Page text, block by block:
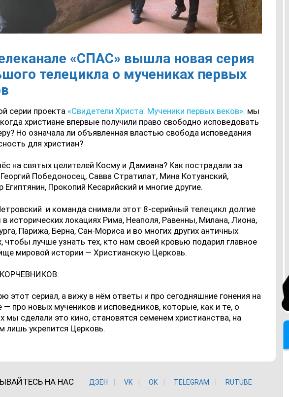
«СПАС» вышла новая серия
телецикла о мучениках первых
серии проекта «Свидетели Христа. Мученики первых веков». мы
христиане впервые получили право свободно исповедовать
Но означала ли объявленная властью свобода исповедания
для христиан?
на святых целителей Косму и Дамиана? Как пострадали за
Победоносец, Савва Стратилат, Мина Котуанский,
Египтянин, Прокопий Кесарийский и многие другие.
и команда снимали этот 8-серийный телецикл долгие
исторических локациях Рима, Неаполя, Равенны, Милана, Лиона,
Парижа, Берна, Сан-Мориса и во многих других античных
чтобы лучше узнать тех, кто нам своей кровью подарил главное
мировой истории — Христианскую Церковь.
этот сериал, а вижу в нём ответы и про сегодняшние гонения на
— про новых мучеников и исповедников, которые, как и те, о
мы сделали это кино, становятся семенем христианства, на
лишь укрепится Церковь.
НА НАС ДЗЕН VK ОK TELEGRAM RUTUBE